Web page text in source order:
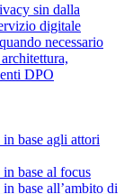
sin dalla
digitale
necessario
DPO
base agli attori
base al focus
base all’ambito di